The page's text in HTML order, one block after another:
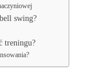
swing?
treningu?